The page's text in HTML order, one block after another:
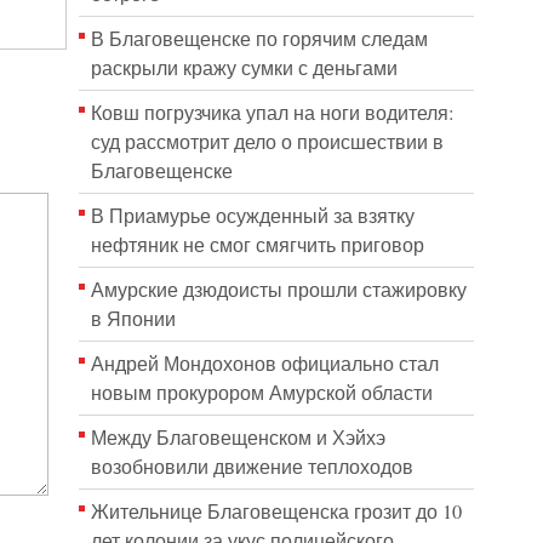
В Благовещенске по горячим следам
раскрыли кражу сумки с деньгами
Ковш погрузчика упал на ноги водителя:
суд рассмотрит дело о происшествии в
Благовещенске
В Приамурье осужденный за взятку
нефтяник не смог смягчить приговор
Амурские дзюдоисты прошли стажировку
в Японии
Андрей Мондохонов официально стал
новым прокурором Амурской области
Между Благовещенском и Хэйхэ
возобновили движение теплоходов
Жительнице Благовещенска грозит до 10